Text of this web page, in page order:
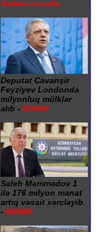
ifadəsi oxundu
Deputat Cavanşir
Feyziyev Londonda
milyonluq mülklər
alıb - SİYAHI
Saleh Məmmədov 1
ilə 176 milyon manat
artıq vəsait xərcləyib
- RƏSMİ